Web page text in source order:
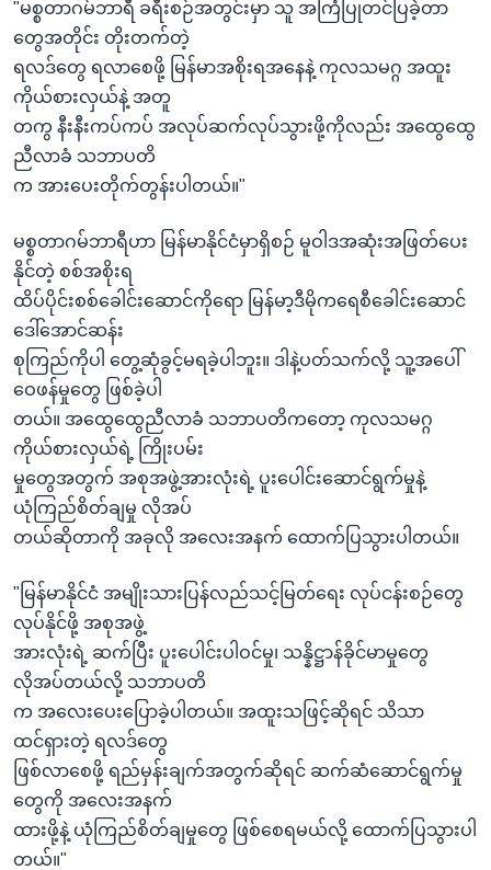
"မစ္စတာဂမ်ဘာရီ ခရီးစဉ်အတွင်းမှာ သူ အကြံပြုတင်ပြခဲ့တာ
တွေအတိုင်း တိုးတက်တဲ့
ရလဒ်တွေ ရလာစေဖို့ မြန်မာအစိုးရအနေနဲ့ ကုလသမဂ္ဂ အထူး
ကိုယ်စားလှယ်နဲ့ အတူ
တကွ နီးနီးကပ်ကပ် အလုပ်ဆက်လုပ်သွားဖို့ကိုလည်း အထွေထွေ
ညီလာခံ သဘာပတိ
က အားပေးတိုက်တွန်းပါတယ်။"
မစ္စတာဂမ်ဘာရီဟာ မြန်မာနိုင်ငံမှာရှိစဉ် မူဝါဒအဆုံးအဖြတ်ပေး
နိုင်တဲ့ စစ်အစိုးရ
ထိပ်ပိုင်းစစ်ခေါင်းဆောင်ကိုရော မြန်မာ့ဒီမိုကရေစီခေါင်းဆောင်
ဒေါ်အောင်ဆန်း
စုကြည်ကိုပါ တွေ့ဆုံခွင့်မရခဲ့ပါဘူး။ ဒါနဲ့ပတ်သက်လို့ သူ့အပေါ်
ဝေဖန်မှုတွေ ဖြစ်ခဲ့ပါ
တယ်။ အထွေထွေညီလာခံ သဘာပတိကတော့ ကုလသမဂ္ဂ
ကိုယ်စားလှယ်ရဲ့ ကြိုးပမ်း
မှုတွေအတွက် အစုအဖွဲ့အားလုံးရဲ့ ပူးပေါင်းဆောင်ရွက်မှုနဲ့
ယုံကြည်စိတ်ချမှု လိုအပ်
တယ်ဆိုတာကို အခုလို အလေးအနက် ထောက်ပြသွားပါတယ်။
"မြန်မာနိုင်ငံ အမျိုးသားပြန်လည်သင့်မြတ်ရေး လုပ်ငန်းစဉ်တွေ
လုပ်နိုင်ဖို့ အစုအဖွဲ့
အားလုံးရဲ့ ဆက်ပြီး ပူးပေါင်းပါဝင်မှု၊ သန္နိဋ္ဌာန်ခိုင်မာမှုတွေ
လိုအပ်တယ်လို့ သဘာပတိ
က အလေးပေးပြောခဲ့ပါတယ်။ အထူးသဖြင့်ဆိုရင် သိသာ
ထင်ရှားတဲ့ ရလဒ်တွေ
ဖြစ်လာစေဖို့ ရည်မှန်းချက်အတွက်ဆိုရင် ဆက်ဆံဆောင်ရွက်မှု
တွေကို အလေးအနက်
ထားဖို့နဲ့ ယုံကြည်စိတ်ချမှုတွေ ဖြစ်စေရမယ်လို့ ထောက်ပြသွားပါ
တယ်။"